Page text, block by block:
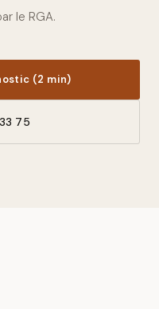
le RGA.
(2 min)
75